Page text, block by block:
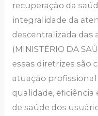
recuperação da
integralidade da
descentralizada das
(MINISTÉRIO DA
essas diretrizes são
atuação
qualidade, eficiência
de saúde dos